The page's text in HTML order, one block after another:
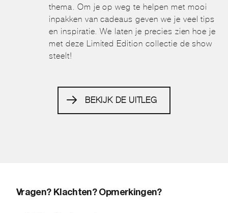
thema. Om je op weg te helpen met mooi
inpakken van cadeaus geven we je veel tips
en inspiratie. We laten je precies zien hoe je
met deze Limited Edition collectie de show
steelt!
BEKIJK DE UITLEG
Vragen? Klachten? Opmerkingen?